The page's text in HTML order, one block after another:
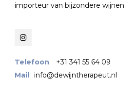
importeur van bijzondere wijnen
Telefoon
+31 341 55 64 09
Mail info@dewijntherapeut.nl